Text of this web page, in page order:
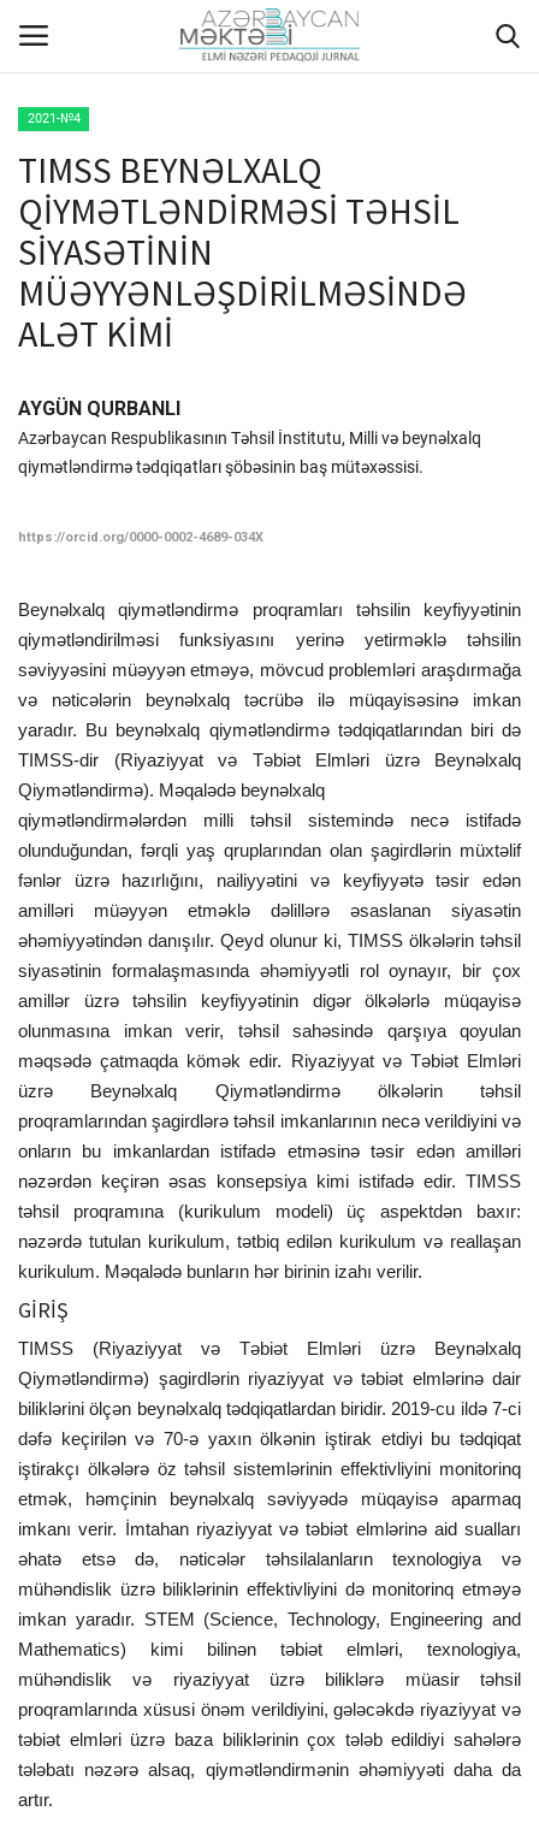
ANA SƏHİFƏ
HAQQIMIZDA
REDAKSİYA HEYƏTİ
MÜƏLLİFLƏR ÜÇÜN TƏLİMAT
ARXİV
AKTUAL
QALEREYA
Dil
Azerbaijani English
2021-№4
TIMSS BEYNƏLXALQ
QİYMƏTLƏNDİRMƏSİ TƏHSİL
SİYASƏTİNİN
MÜƏYYƏNLƏŞDİRİLMƏSİNDƏ
ALƏT KİMİ
AYGÜN QURBANLI
Azərbaycan Respublikasının Təhsil İnstitutu, Milli və beynəlxalq
qiymətləndirmə tədqiqatları şöbəsinin baş mütəxəssisi.
https://orcid.org/0000-0002-4689-034X
Beynəlxalq qiymətləndirmə proqramları təhsilin keyfiyyətinin
qiymətləndirilməsi funksiyasını yerinə yetirməklə təhsilin
səviyyəsini müəyyən etməyə, mövcud problemləri araşdırmağa
və nəticələrin beynəlxalq təcrübə ilə müqayisəsinə imkan
yaradır. Bu beynəlxalq qiymətləndirmə tədqiqatlarından biri də
TIMSS-dir (Riyaziyyat və Təbiət Elmləri üzrə Beynəlxalq
Qiymətləndirmə). Məqalədə beynəlxalq
qiymətləndirmələrdən milli təhsil sistemində necə istifadə
olunduğundan, fərqli yaş qruplarından olan şagirdlərin müxtəlif
fənlər üzrə hazırlığını, nailiyyətini və keyfiyyətə təsir edən
amilləri müəyyən etməklə dəlillərə əsaslanan siyasətin
əhəmiyyətindən danışılır. Qeyd olunur ki, TIMSS ölkələrin təhsil
siyasətinin formalaşmasında əhəmiyyətli rol oynayır, bir çox
amillər üzrə təhsilin keyfiyyətinin digər ölkələrlə müqayisə
olunmasına imkan verir, təhsil sahəsində qarşıya qoyulan
məqsədə çatmaqda kömək edir. Riyaziyyat və Təbiət Elmləri
üzrə Beynəlxalq Qiymətləndirmə ölkələrin təhsil
proqramlarından şagirdlərə təhsil imkanlarının necə verildiyini və
onların bu imkanlardan istifadə etməsinə təsir edən amilləri
nəzərdən keçirən əsas konsepsiya kimi istifadə edir. TIMSS
təhsil proqramına (kurikulum modeli) üç aspektdən baxır:
nəzərdə tutulan kurikulum, tətbiq edilən kurikulum və reallaşan
kurikulum. Məqalədə bunların hər birinin izahı verilir.
GİRİŞ
TIMSS (Riyaziyyat və Təbiət Elmləri üzrə Beynəlxalq
Qiymətləndirmə) şagirdlərin riyaziyyat və təbiət elmlərinə dair
biliklərini ölçən beynəlxalq tədqiqatlardan biridir. 2019-cu ildə 7-ci
dəfə keçirilən və 70-ə yaxın ölkənin iştirak etdiyi bu tədqiqat
iştirakçı ölkələrə öz təhsil sistemlərinin effektivliyini monitorinq
etmək, həmçinin beynəlxalq səviyyədə müqayisə aparmaq
imkanı verir. İmtahan riyaziyyat və təbiət elmlərinə aid sualları
əhatə etsə də, nəticələr təhsilalanların texnologiya və
mühəndislik üzrə biliklərinin effektivliyini də monitorinq etməyə
imkan yaradır. STEM (Science, Technology, Engineering and
Mathematics) kimi bilinən təbiət elmləri, texnologiya,
mühəndislik və riyaziyyat üzrə biliklərə müasir təhsil
proqramlarında xüsusi önəm verildiyini, gələcəkdə riyaziyyat və
təbiət elmləri üzrə baza biliklərinin çox tələb edildiyi sahələrə
tələbatı nəzərə alsaq, qiymətləndirmənin əhəmiyyəti daha da
artır.